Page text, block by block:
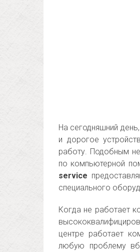
На сегодняшний
и дорогое
работу. Подобным
по компьютерной
service
специального
Когда не работает
центре работает
любую проблему